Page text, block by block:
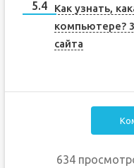
Как узнать,
компьютере?
сайта
634